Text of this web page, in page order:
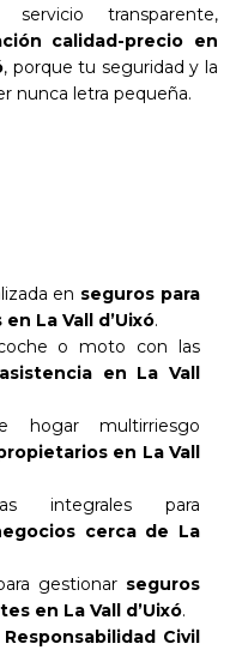
transparente,
calidad-precio en
, porque tu seguridad y la
nunca letra pequeña.
en seguros para
La Vall d’Uixó.
o moto con las
en La Vall
hogar multirriesgo
en La Vall
integrales para
cerca de La
gestionar seguros
en La Vall d’Uixó.
Civil